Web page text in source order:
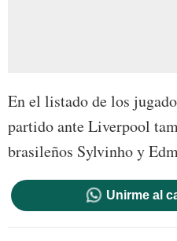
En el listado de los
partido ante Liverpool
brasileños Sylvinho y
Unirme al